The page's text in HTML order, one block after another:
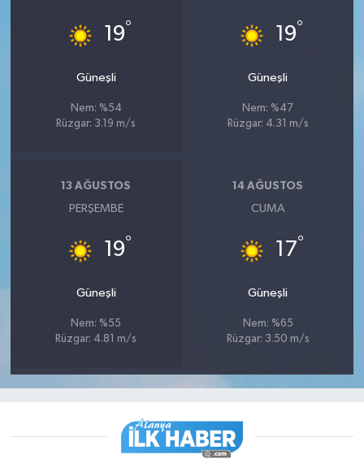
19°
Güneşli
Nem: %54
Rüzgar: 3.19 m/s
19°
Güneşli
Nem: %47
Rüzgar: 4.31 m/s
13 AĞUSTOS
PERŞEMBE
19°
Güneşli
Nem: %55
Rüzgar: 4.81 m/s
14 AĞUSTOS
CUMA
17°
Güneşli
Nem: %65
Rüzgar: 3.50 m/s